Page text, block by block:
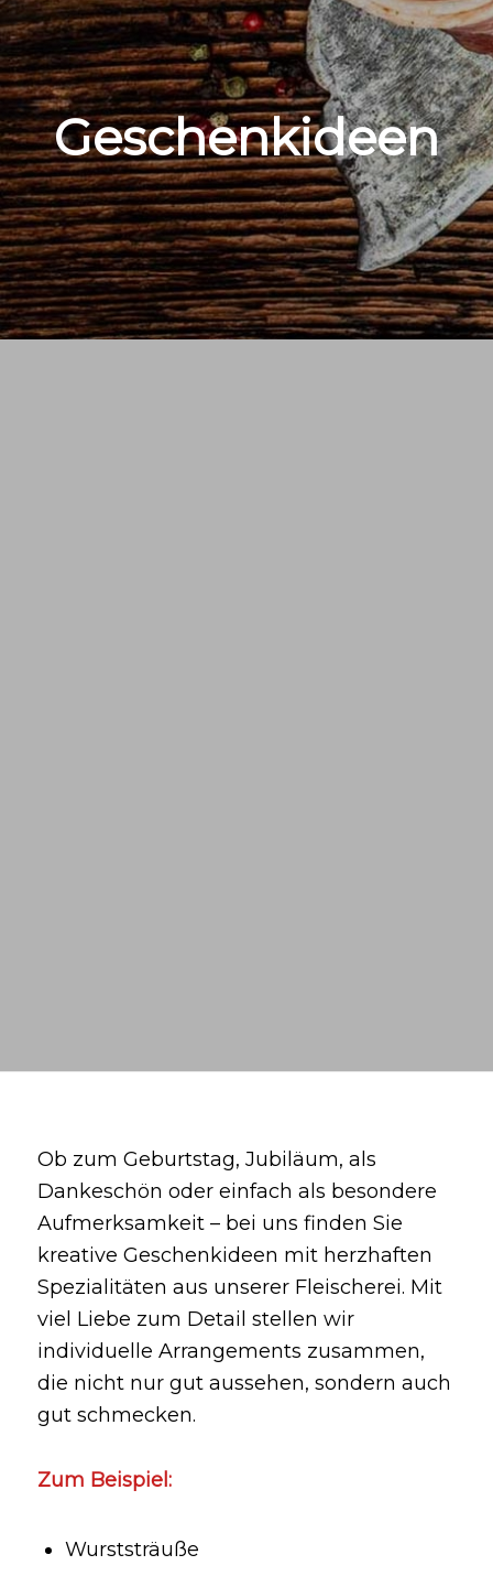
Geschenkideen
Ob zum Geburtstag, Jubiläum, als
Dankeschön oder einfach als besondere
Aufmerksamkeit – bei uns finden Sie
kreative Geschenkideen mit herzhaften
Spezialitäten aus unserer Fleischerei. Mit
viel Liebe zum Detail stellen wir
individuelle Arrangements zusammen,
die nicht nur gut aussehen, sondern auch
gut schmecken.
Zum Beispiel:
Wurststräuße